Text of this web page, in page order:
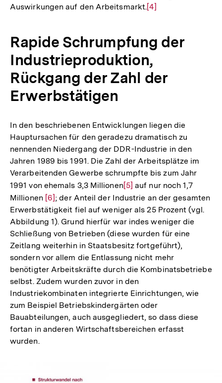
Auswirkungen auf den Arbeitsmarkt.Zur
Fußnote
[4]
Rapide Schrumpfung der
Industrieproduktion,
Rückgang der Zahl der
Erwerbstätigen
In den beschriebenen Entwicklungen liegen die
Hauptursachen für den geradezu dramatisch zu
nennenden Niedergang der DDR-Industrie in den
Jahren 1989 bis 1991. Die Zahl der Arbeitsplätze im
Verarbeitenden Gewerbe schrumpfte bis zum Jahr
1991 von ehemals 3,3 MillionenZur
Auflösung
der
Fußnote
[5] auf nur noch 1,7
Millionen Zur
Auflösung
der
Fußnote
[6] ; der Anteil der Industrie an der gesamten
Erwerbstätigkeit fiel auf weniger als 25 Prozent (vgl.
Abbildung 1). Grund hierfür war indes weniger die
Schließung von Betrieben (diese wurden für eine
Zeitlang weiterhin in Staatsbesitz fortgeführt),
sondern vor allem die Entlassung nicht mehr
benötigter Arbeitskräfte durch die Kombinatsbetriebe
selbst. Zudem wurden zuvor in den
Industriekombinaten integrierte Einrichtungen, wie
zum Beispiel Betriebskindergärten oder
Bauabteilungen, auch ausgegliedert, so dass diese
fortan in anderen Wirtschaftsbereichen erfasst
wurden.